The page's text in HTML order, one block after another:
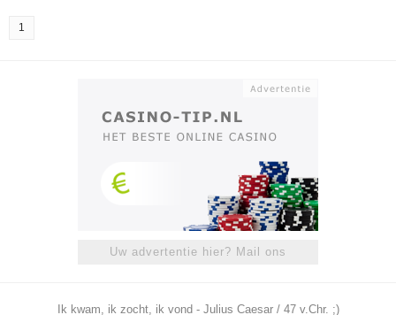
1
Uw advertentie hier? Mail ons
Ik kwam, ik zocht, ik vond - Julius Caesar / 47 v.Chr. ;)